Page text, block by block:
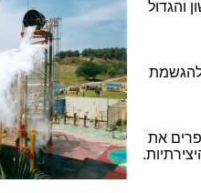
והגדול
להגשמת
את